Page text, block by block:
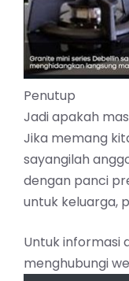
Penutup
Jadi apakah
Jika memang
sayangilah
dengan panci
untuk keluarga,
Untuk informasi
menghubungi